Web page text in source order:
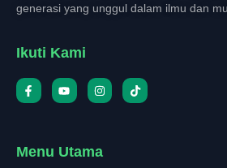
generasi yang unggul dalam ilmu dan
Ikuti Kami
Menu Utama